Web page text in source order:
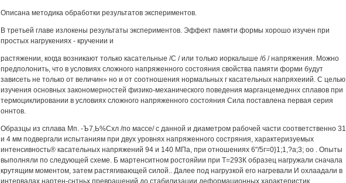
Описана методика обработки результатов экспериментов.
В третьей главе излокены результаты экспериментов. Эффект памяти формы хорошо изучен при
простых нагрукениях - кручении и
растяжении, когда возникают только касательные /С / или только иоркалыше /б / напряжения. Можно
предполонить, что в условиях сложного напряженного состояния свойства памяти форми будут
зависеть не только от величин» но и от соотношения нормальных г касательных напряхеиий. С целью
изучения основных закономерностей физико-механического поведения марганцемедннх сплавов при
термоциклировании в условиях сложного напряженного состояния Сила поставлена первая серия
оннтов.
Образцы из сплава Мп. -Ъ7,Ь%Схл /по массе/ с данной и диаметром рабочей части соответственно 31
и 4 мм подвергали испытаниям при двух уровнях напряженного состряния, характеризуемых
интенсивность® касательных напряжений 94 и 140 МПа, при отношениях 6"/5г=0}1;1,?а;3; оо . Опыты
выполняли по следующей схеме. Б мартенситном ростояйии при Т=293К образец нагружали сначала
крутящим моментом, затем растягивающей силой.. Далее под нагрузкой его нагревали И охлаадали в
интервалах нартен-снтньх превращений до стабилизации деформационных характеристик